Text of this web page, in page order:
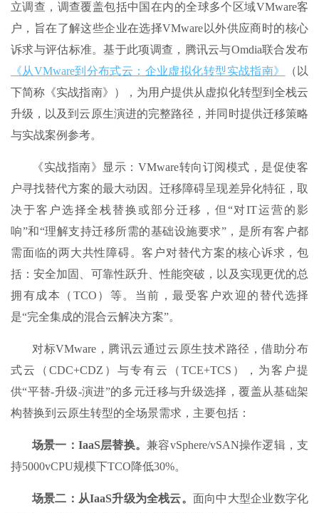
立调查，调查覆盖包括中国在内的全球多个区域VMware客
户，旨在了解这些企业在选择VMware以外供应商时的核心
诉求与评估标准。基于此项调查，腾讯云与Omdia联合发布
《从VMware到分布式云：企业虚拟化转型实战指南》
（以
下简称《实战指南》），为用户提供从虚拟化转型到全栈云
升级，以及到云原生演进的完整路径，并同时提供迁移策略
与实战案例参考。
《实战指南》显示：VMware转向订阅模式，是促使客
户寻找替代方案的最大动因。迁移障碍呈现差异化特征，取
决于客户选择全栈替换或部分迁移，但“对IT运营的影
响”和“理解支持迁移所需的基础设施要求”，是所有客户都
需面临的两大共性障碍。客户对替代方案的核心诉求，包
括：安全加固、可靠性跃升、性能突破，以及实现更优的总
拥有成本（TCO）等。当前，最受客户欢迎的替代选择
是“完全集成的混合云解决方案”。
对标VMware，腾讯云通过云原生技术路径，借助分布
式云（CDC+CDZ）与专有云（TCE+TCS），为客户提
供“平替-升级-演进”的多元迁移与升级选择，覆盖从基础架
构替换到云原生转型的全场景需求，主要包括：
场景一：IaaS层替换。兼容vSphere/vSAN操作逻辑，支
持5000vCPU规模下TCO降低30%。
场景二：从IaaS升级为全栈云。 面向中大型企业数字化